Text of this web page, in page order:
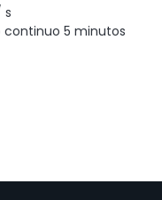
s
5 minutos